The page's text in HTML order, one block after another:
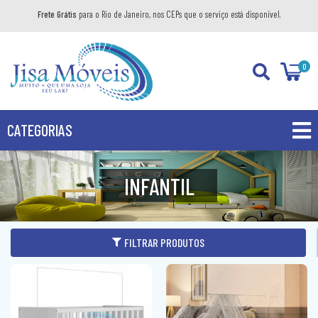
Frete Grátis para o Rio de Janeiro, nos CEPs que o serviço está disponível.
0
CATEGORIAS
PROMOÇÕES
PRODUTOS
BANHEIRO
KIT GABINETE
AÉREO
DIVERSOS
INFANTIL
FILTRAR PRODUTOS